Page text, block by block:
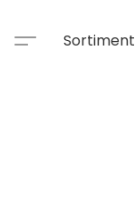
Sortiment